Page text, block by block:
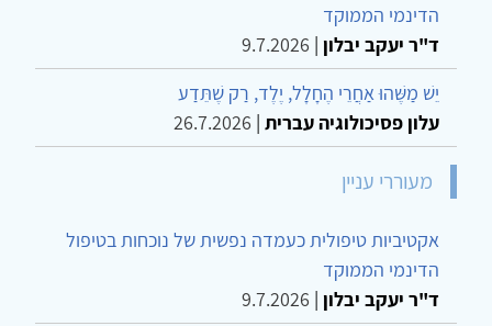
הדינמי הממוקד
ד"ר יעקב יבלון |
9.7.2026
יֵשׁ מַשֶּׁהוּ אַחֲרֵי הֶחָלָל, יֶלֶד, רַק שֶׁתֵּדַע
עלון פסיכולוגיה עברית |
26.7.2026
מעוררי עניין
אקטיביות טיפולית כעמדה נפשית של נוכחות בטיפול
הדינמי הממוקד
ד"ר יעקב יבלון |
9.7.2026